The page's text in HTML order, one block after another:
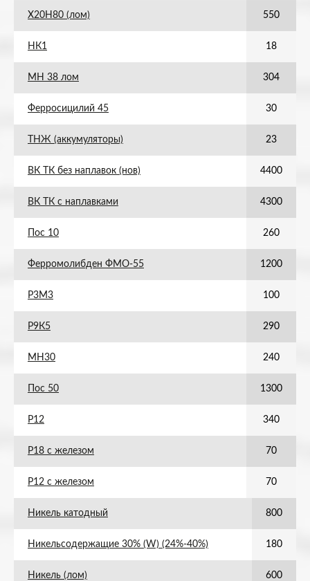
Х20Н80 (лом) 550
НК1 18
МН 38 лом 304
Ферросицилий 45 30
ТНЖ (аккумуляторы) 23
ВК ТК без наплавок (нов) 4400
ВК ТК с наплавками 4300
Пос 10 260
Ферромолибден ФМО-55 1200
Р3М3 100
Р9К5 290
МН30 240
Пос 50 1300
Р12 340
Р18 с железом 70
Р12 с железом 70
Никель катодный 800
Никельсодержащие 30% (W) (24%-40%) 180
Никель (лом) 600